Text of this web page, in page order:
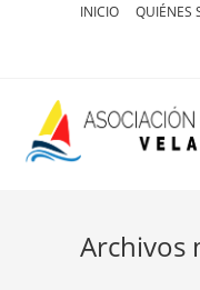
INICIO QUIÉNES
Archivos